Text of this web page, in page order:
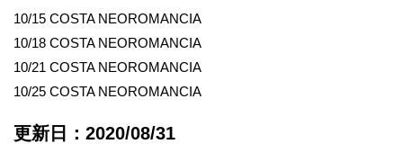
10/15 COSTA NEOROMANCIA
10/18 COSTA NEOROMANCIA
10/21 COSTA NEOROMANCIA
10/25 COSTA NEOROMANCIA
更新日：2020/08/31